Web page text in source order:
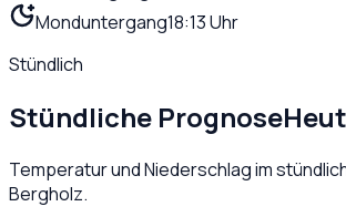
Monduntergang18:13 Uhr
Stündlich
Stündliche Prognose
Temperatur und Niederschlag im
Bergholz.